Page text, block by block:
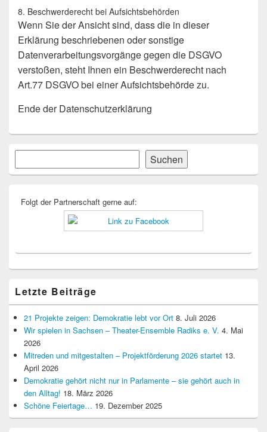
8. Beschwerderecht bei Aufsichtsbehörden
Wenn Sie der Ansicht sind, dass die in dieser
Erklärung beschriebenen oder sonstige
Datenverarbeitungsvorgänge gegen die DSGVO
verstoßen, steht Ihnen ein Beschwerderecht nach
Art.77 DSGVO bei einer Aufsichtsbehörde zu.
Ende der Datenschutzerklärung
Primärer
Widgetbereich
Suchen
Folgt der Partnerschaft gerne auf:
Letzte Beiträge
21 Projekte zeigen: Demokratie lebt vor Ort 8. Juli 2026
Wir spielen in Sachsen – Theater-Ensemble Radiks e. V. 4. Mai
2026
Mitreden und mitgestalten – Projektförderung 2026 startet 13.
April 2026
Demokratie gehört nicht nur in Parlamente – sie gehört auch in
den Alltag! 18. März 2026
Schöne Feiertage… 19. Dezember 2025